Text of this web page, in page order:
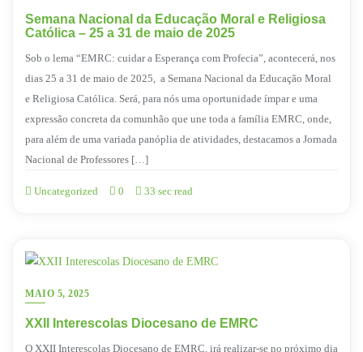
Semana Nacional da Educação Moral e Religiosa
Católica – 25 a 31 de maio de 2025
Sob o lema “EMRC: cuidar a Esperança com Profecia”, acontecerá, nos
dias 25 a 31 de maio de 2025, a Semana Nacional da Educação Moral
e Religiosa Católica. Será, para nós uma oportunidade ímpar e uma
expressão concreta da comunhão que une toda a família EMRC, onde,
para além de uma variada panóplia de atividades, destacamos a Jornada
Nacional de Professores […]
Uncategorized 0 33 sec read
MAIO 5, 2025
XXII Interescolas Diocesano de EMRC
O XXII Interescolas Diocesano de EMRC, irá realizar-se no próximo dia